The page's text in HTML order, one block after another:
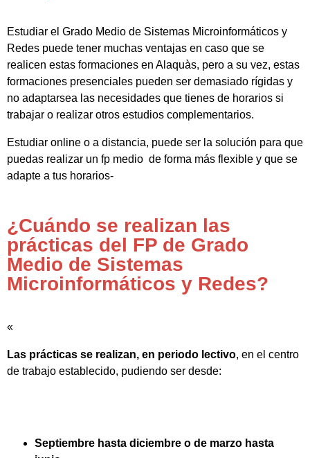
Estudiar el Grado Medio de Sistemas Microinformáticos y
Redes puede tener muchas ventajas en caso que se
realicen estas formaciones en Alaquàs, pero a su vez, estas
formaciones presenciales pueden ser demasiado rígidas y
no adaptarsea las necesidades que tienes de horarios si
trabajar o realizar otros estudios complementarios.
Estudiar online o a distancia, puede ser la solución para que
puedas realizar un fp medio de forma más flexible y que se
adapte a tus horarios-
¿Cuándo se realizan las
prácticas del FP de Grado
Medio de Sistemas
Microinformáticos y Redes?
«
Las prácticas se realizan, en periodo lectivo, en el centro
de trabajo establecido, pudiendo ser desde:
Septiembre hasta diciembre o de marzo hasta